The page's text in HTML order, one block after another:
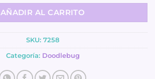
AÑADIR AL CARRITO
SKU: 7258
Categoría: Doodlebug